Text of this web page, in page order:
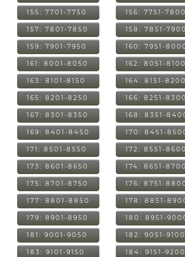
155: 7701-7750 156: 7751-7800
157: 7801-7850 158: 7851-7900
159: 7901-7950 160: 7951-
161: 8001-8050 162: 8051-8100
163: 8101-8150 164: 8151-8200
165: 8201-8250 166: 8251-8300
167: 8301-8350 168: 8351-
169: 8401-8450 170: 8451-
171: 8501-8550 172: 8551-8600
173: 8601-8650 174: 8651-8700
175: 8701-8750 176: 8751-
177: 8801-8850 178: 8851-
179: 8901-8950 180: 8951-
181: 9001-9050 182: 9051-9100
183: 9101-9150 184: 9151-9200